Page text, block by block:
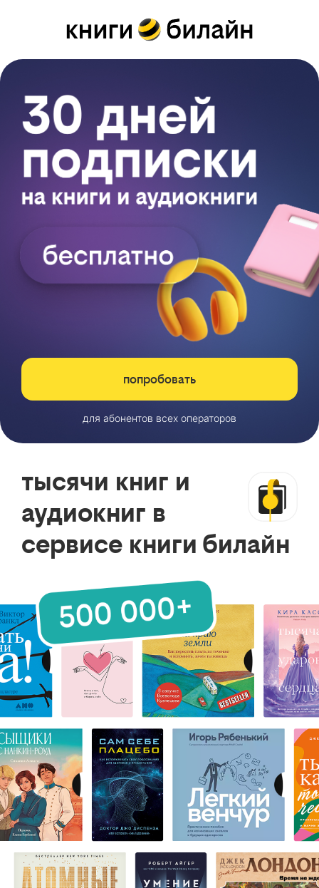
попробовать
для абонентов всех операторов
тысячи книг и
аудиокниг в
сервисе книги билайн